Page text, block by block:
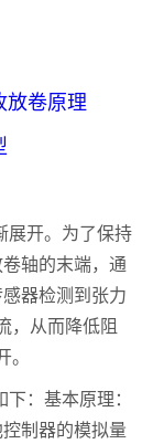
放卷原理
展开。为了保持
轴的末端，通
器检测到张力
，从而降低阻
。
：基本原理：
制器的模拟量